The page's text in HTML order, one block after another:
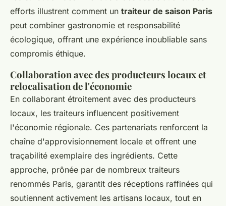
efforts illustrent comment un traiteur de saison Paris
peut combiner gastronomie et responsabilité
écologique, offrant une expérience inoubliable sans
compromis éthique.
Collaboration avec des producteurs locaux et
relocalisation de l'économie
En collaborant étroitement avec des producteurs
locaux, les traiteurs influencent positivement
l'économie régionale. Ces partenariats renforcent la
chaîne d'approvisionnement locale et offrent une
traçabilité exemplaire des ingrédients. Cette
approche, prônée par de nombreux traiteurs
renommés Paris, garantit des réceptions raffinées qui
soutiennent activement les artisans locaux, tout en